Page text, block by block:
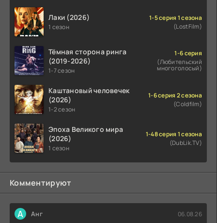
Лаки (2026)
1 сезон
1-5 серия 1 сезона
(LostFilm)
Тёмная сторона ринга
(2019-2026)
1-7 сезон
1-6 серия
(Любительский
многоголосый)
Каштановый человечек
(2026)
1-2 сезон
1-6 серия 2 сезона
(Coldfilm)
Эпоха Великого мира
(2026)
1 сезон
1-48 серия 1 сезона
(DubLik.TV)
Комментируют
А Анг 06.08.26